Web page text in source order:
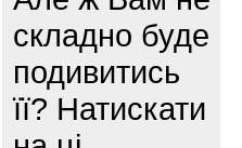
складно буде
подивитись
її? Натискати